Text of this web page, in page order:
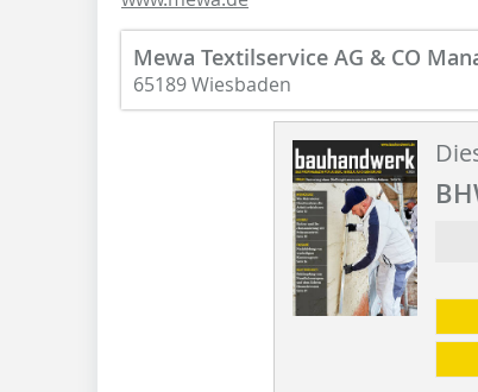
Mewa Textilservice AG & CO
65189 Wiesbaden